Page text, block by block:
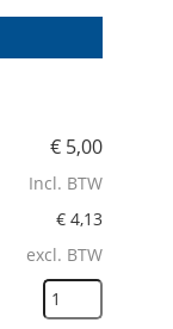
€ 5,00
Incl. BTW
€ 4,13
excl. BTW